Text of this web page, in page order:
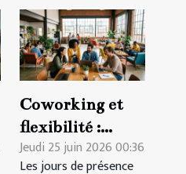
Coworking et
flexibilité :
réserver
Jeudi 25 juin 2026 00:36
Les jours de présence